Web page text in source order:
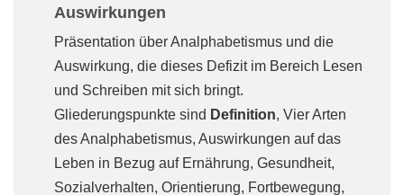
Auswirkungen
Präsentation über Analphabetismus und die
Auswirkung, die dieses Defizit im Bereich Lesen
und Schreiben mit sich bringt.
Gliederungspunkte sind Definition, Vier Arten
des Analphabetismus, Auswirkungen auf das
Leben in Bezug auf Ernährung, Gesundheit,
Sozialverhalten, Orientierung, Fortbewegung,